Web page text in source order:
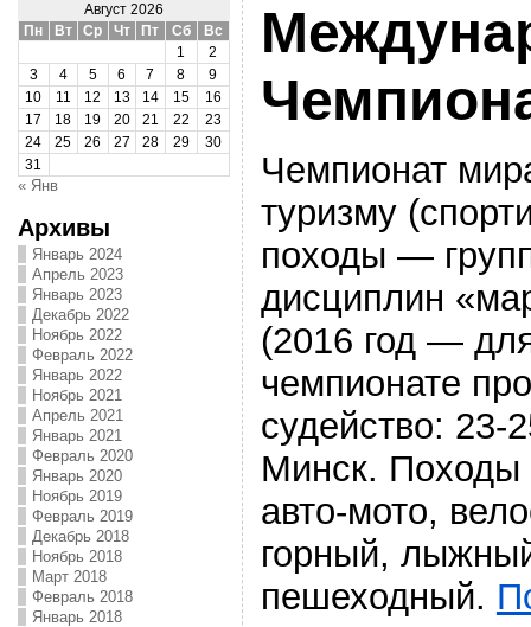
Август 2026
Пн
Вт Ср Чт Пт Сб
Вс
1
2
3
4 5 6 7 8
9
10
11 12 13 14 15
16
17
18 19 20 21 22
23
24
25 26 27 28 29
30
31
« Янв
Архивы
Январь 2024
Апрель 2023
Январь 2023
Декабрь 2022
Ноябрь 2022
Февраль 2022
Январь 2022
Ноябрь 2021
Апрель 2021
Январь 2021
Февраль 2020
Январь 2020
Ноябрь 2019
Февраль 2019
Декабрь 2018
Ноябрь 2018
Март 2018
Февраль 2018
Январь 2018
Чемпионат
туризму
походы —
дисциплин
(2016 год —
чемпионате
судейство: 23-
Минск.
авто-мото,
горный,
пешеходный.